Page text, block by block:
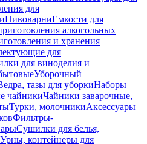
для
ПивоварниЕмкости для
алкогольных
и хранения
для
для виноделия и
Уборочный
тазы для уборкиНаборы
чайникиЧайники заварочные,
Турки, молочникиАксессуары
Фильтры-
Сушилки для белья,
Урны, контейнеры для